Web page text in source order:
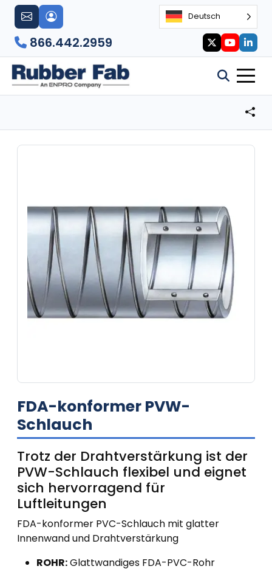
Deutsch
866.442.2959
FDA-konformer PVW-
Schlauch
Trotz der Drahtverstärkung ist der
PVW-Schlauch flexibel und eignet
sich hervorragend für
Luftleitungen
FDA-konformer PVC-Schlauch mit glatter
Innenwand und Drahtverstärkung
ROHR:Glattwandiges FDA-PVC-Rohr